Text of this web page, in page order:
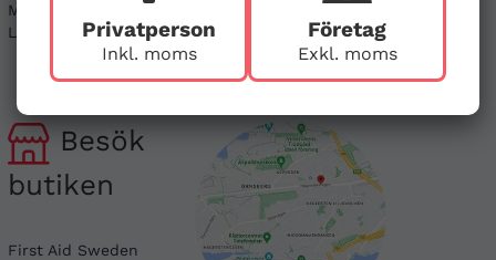
Privatperson
Inkl. moms
Företag
Exkl. moms
Mån - Fre 08-17
Lör & Sön - stängt
Instagram
Besök
butiken
First Aid Sweden